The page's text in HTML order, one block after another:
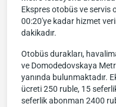
Ekspres otobüs ve servis
00:20'ye kadar hizmet
dakikadır.
Otobüs durakları,
ve Domodedovskaya
yanında bulunmaktadır.
ücreti 250 ruble, 15
seferlik abonman 2400